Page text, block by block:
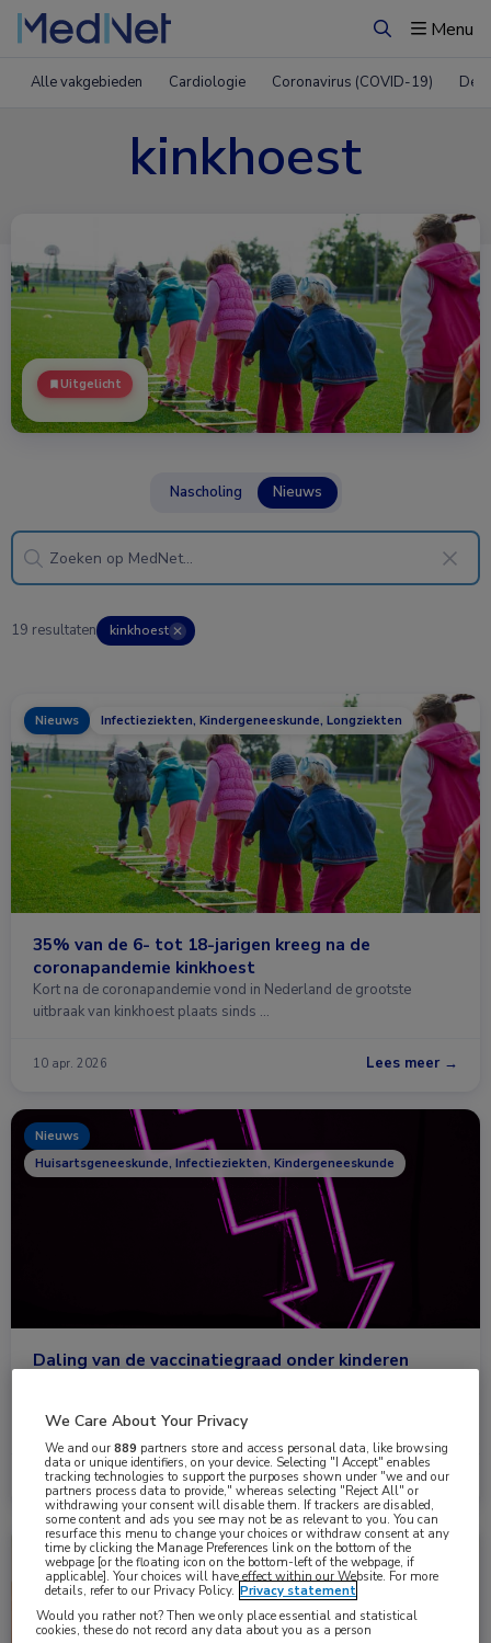
ZoekenMenu
Alle vakgebieden Cardiologie Coronavirus (COVID-19)
kinkhoest
Uitgelicht
Nascholing Nieuws
19 resultaten kinkhoest ✕
Nieuws Infectieziekten, Kindergeneeskunde, Longziekten
35% van de 6- tot 18-jarigen kreeg na de
coronapandemie kinkhoest
Kort na de coronapandemie vond in Nederland de grootste
uitbraak van kinkhoest plaats sinds …
10 apr. 2026 Lees meer →
Nieuws
Huisartsgeneeskunde, Infectieziekten, Kindergeneeskunde
Daling van de vaccinatiegraad onder kinderen
2008-2020 aanzienlijk gedaald …
11 dec. 2025 Lees meer →
Nieuws Infectieziekten, Kindergeneeskunde
We Care About Your Privacy
We and our889 partners store and access personal data, like browsing
data or unique identifiers, on your device. Selecting "I Accept" enables
tracking technologies to support the purposes shown under "we and our
partners process data to provide," whereas selecting "Reject All" or
withdrawing your consent will disable them. If trackers are disabled,
some content and ads you see may not be as relevant to you. You can
resurface this menu to change your choices or withdraw consent at any
time by clicking the Manage Preferences link on the bottom of the
webpage [or the floating icon on the bottom-left of the webpage, if
applicable]. Your choices will have effect within our Website. For more
details, refer to our Privacy Policy. Privacy statement
Would you rather not? Then we only place essential and statistical
cookies, these do not record any data about you as a person